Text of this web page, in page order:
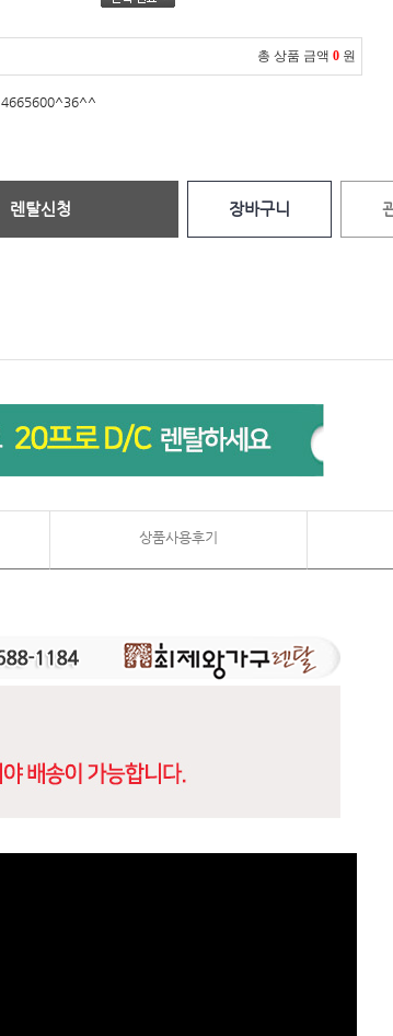
총 상품 금액 0 원
4665600^36^^
렌탈신청 장바구니
상품사용후기